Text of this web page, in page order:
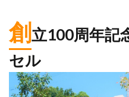
創立100周年記
セル